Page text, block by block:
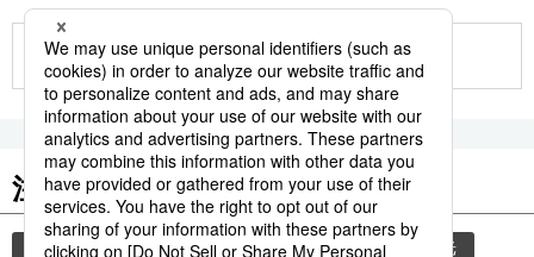
もっと見る
注目のキーワード
共同通信ニュース 気象・災害 災害 観光